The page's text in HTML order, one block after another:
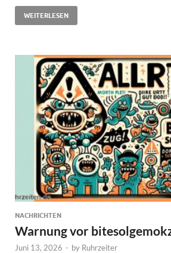
WEITERLESEN
NACHRICHTEN
Warnung vor
Juni 13, 2026 - by Ruhrzeiter